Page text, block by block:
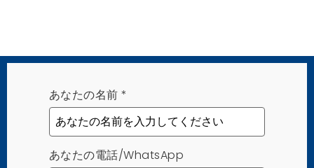
あなたの名前 *
あなたの電話/WhatsApp